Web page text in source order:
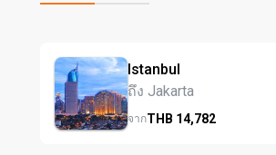
Istanbul
ถึง Jakarta
จากTHB 14,782